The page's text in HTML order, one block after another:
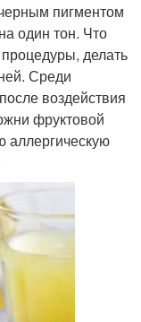
пигментом
один тон. Что
делать
Среди
воздействия
фруктовой
аллергическую